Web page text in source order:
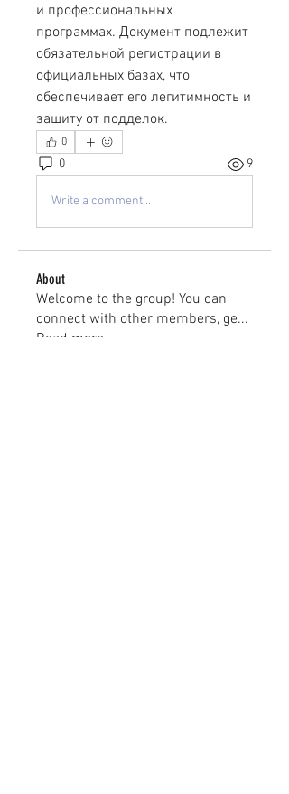
и профессиональных
программах. Документ подлежит
обязательной регистрации в
официальных базах, что
обеспечивает его легитимность и
защиту от подделок.
0
0 9
Write a comment...
About
Welcome to the group! You can
connect with other members, ge...
Read more